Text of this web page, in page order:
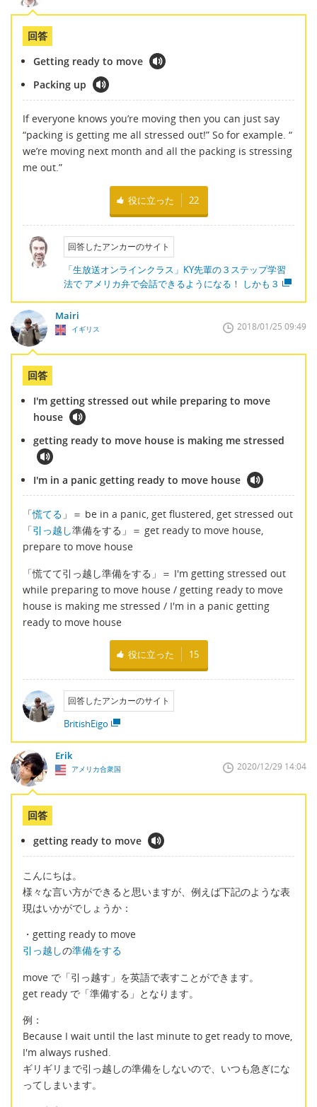
回答
Getting ready to move
Packing up
If everyone knows you’re moving then you can just say
“packing is getting me all stressed out!” So for example. “
we’re moving next month and all the packing is stressing
me out.”
役に立った 22
回答したアンカーのサイト
「生放送オンラインクラス」KY先輩の３ステップ学習
法で アメリカ弁で会話できるようになる！ しかも３
Mairi
イギリス 2018/01/25 09:49
回答
I'm getting stressed out while preparing to move
house
getting ready to move house is making me stressed
I'm in a panic getting ready to move house
「慌てる 」＝ be in a panic, get flustered, get stressed out
「引っ越し準備をする」＝ get ready to move house,
prepare to move house
「慌てて引っ越し準備をする」＝ I'm getting stressed out
while preparing to move house / getting ready to move
house is making me stressed / I'm in a panic getting
ready to move house
役に立った 15
回答したアンカーのサイト
BritishEigo
Erik
アメリカ合衆国 2020/12/29 14:04
回答
getting ready to move
こんにちは。
様々な言い方ができると思いますが、例えば下記のような表
現はいかがでしょうか：
・getting ready to move
引っ越しの準備をする
move で「引っ越す」を英語で表すことができます。
get ready で「準備する」となります。
例：
Because I wait until the last minute to get ready to move,
I'm always rushed.
ギリギリまで引っ越しの準備をしないので、いつも急ぎにな
ってしまいます。